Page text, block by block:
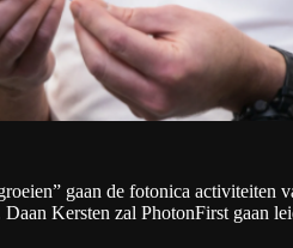
gaan de fotonica activiteiten
Daan Kersten zal PhotonFirst gaan